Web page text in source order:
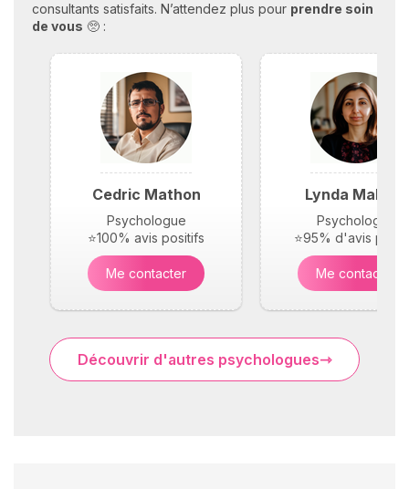
consultants satisfaits. N’attendez plus pour prendre soin
de vous 🥺 :
Cedric Mathon
Psychologue
⭐100% avis positifs
Me contacter
Lynda Maloufi
Psychologue
⭐95% d'avis
Me contacter
Découvrir d'autres psychologues